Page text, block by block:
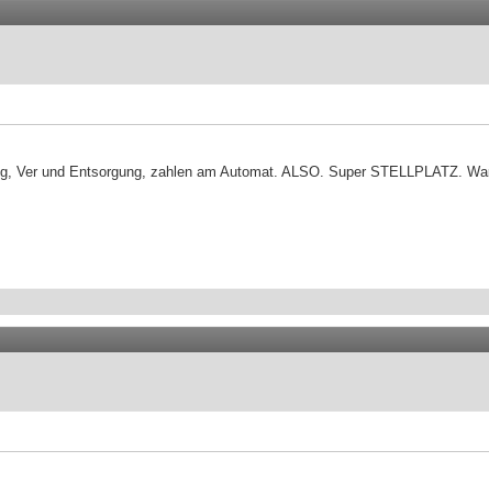
und Entsorgung, zahlen am Automat. ALSO. Super STELLPLATZ.